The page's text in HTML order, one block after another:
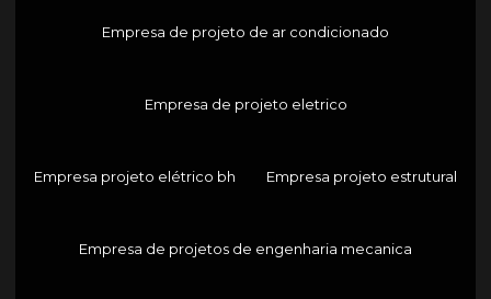
Empresa de projeto de ar condicionado
Empresa de projeto eletrico
Empresa projeto elétrico bh Empresa projeto estrutural
Empresa de projetos de engenharia mecanica